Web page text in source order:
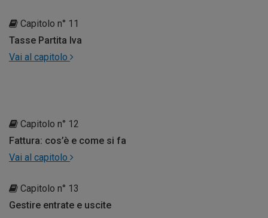
Capitolo n° 11
Tasse Partita Iva
Vai al capitolo
Capitolo n° 12
Fattura: cos’è e come si fa
Vai al capitolo
Capitolo n° 13
Gestire entrate e uscite